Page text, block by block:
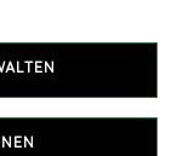
der Stores